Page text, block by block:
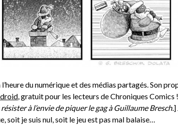
du numérique et des médias partagés. Son
, gratuit pour les lecteurs de Chroniques Comics
à l’envie de piquer le gag à Guillaume Bresch.]
soit je suis nul, soit le jeu est pas mal balaise…